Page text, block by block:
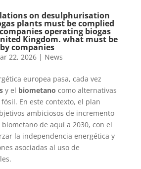
on desulphurisation
plants must be complied
operating biogas
Kingdom. what must be
companies
22, 2026| News
europea pasa, cada vez
y el biometano como alternativas
En este contexto, el plan
ambiciosos de incremento
de aquí a 2030, con el
la independencia energética y
asociadas al uso de